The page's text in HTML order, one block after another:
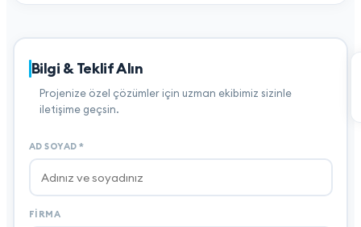
Bilgi & Teklif Alın
Projenize özel çözümler için uzman ekibimiz sizinle
iletişime geçsin.
AD SOYAD *
FIRMA